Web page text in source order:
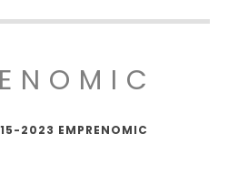
2023 EMPRENOMIC